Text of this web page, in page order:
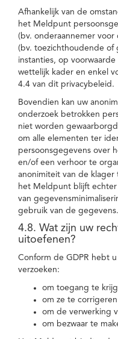
Afhankelijk van de
het Meldpunt
(bv. onderaannemer voor
(bv. toezichthoudende of
instanties, op
wettelijk kader en enkel
4.4 van dit privacybeleid.
Bovendien kan uw
onderzoek betrokken
niet worden
om alle elementen ter
persoonsgegevens over
en/of een verhoor te
anonimiteit van de klager
het Meldpunt blijft echter
van
gebruik van de gegevens.
4.8. Wat zijn uw
uitoefenen?
Conform de GDPR hebt
verzoeken:
om toegang te
om ze te
om de verwerking
om bezwaar te